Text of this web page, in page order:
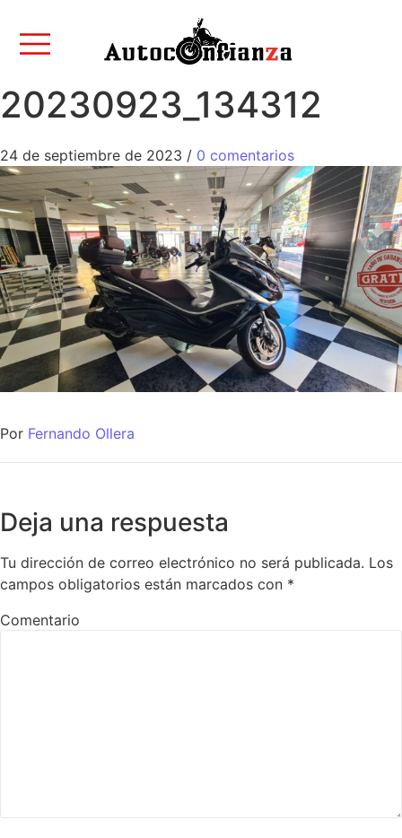
20230923_134312
24 de septiembre de 2023 / 0 comentarios
Por Fernando Ollera
Deja una respuesta
Tu dirección de correo electrónico no será publicada. Los
campos obligatorios están marcados con *
Comentario